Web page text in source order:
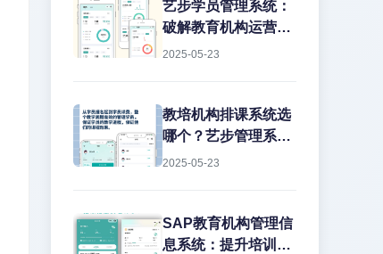
艺步学员管理系统：
破解教育机构运营痛
点的智能解决方案
2025-05-23
教培机构排课系统选
哪个？艺步管理系统
深度解析作为教培行
务管理上栽跟头。排
课冲突、教室闲置、
2025-05-23
SAP教育机构管理信
息系统：提升培训效